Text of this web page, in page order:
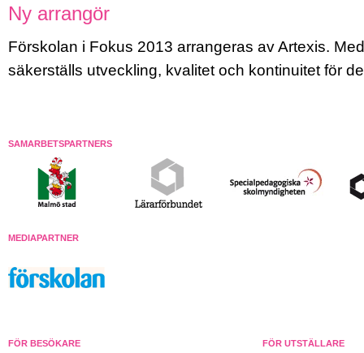
Ny arrangör
Förskolan i Fokus 2013 arrangeras av Artexis.
säkerställs utveckling, kvalitet och kontinuitet för
SAMARBETSPARTNERS
MEDIAPARTNER
FÖR BESÖKARE
FÖR UTSTÄLLARE